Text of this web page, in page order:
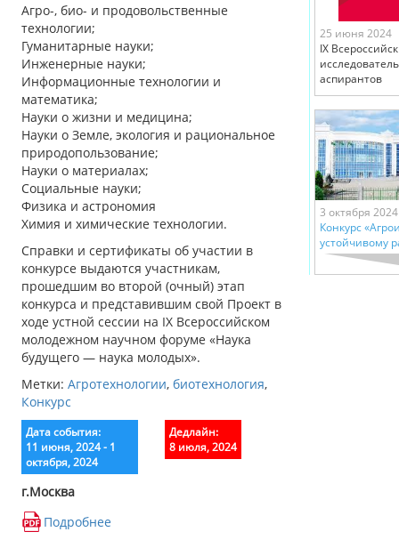
Агро-, био- и продовольственные
технологии;
Гуманитарные науки;
Инженерные науки;
Информационные технологии и
математика;
Науки о жизни и медицина;
Науки о Земле, экология и рациональное
природопользование;
Науки о материалах;
Социальные науки;
Физика и астрономия
Химия и химические технологии.
Справки и сертификаты об участии в
конкурсе выдаются участникам,
прошедшим во второй (очный) этап
конкурса и представившим свой Проект в
ходе устной сессии на IX Всероссийском
молодежном научном форуме «Наука
будущего — наука молодых».
Метки: Агротехнологии, биотехнология,
Конкурс
Дата события:
11 июня, 2024 - 1
октября, 2024
Дедлайн:
8 июля, 2024
г.Москва
Подробнее
25 июня 2024
IX
аспирантов
3 октября 2024
Конкурс
устойчивому